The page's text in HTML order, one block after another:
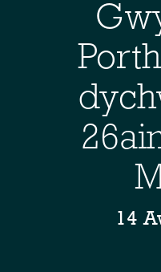
14